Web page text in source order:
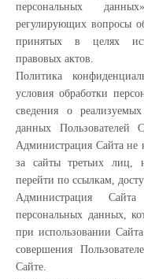
персональных
регулирующих вопросы
принятых в целях
правовых актов.
Политика
условия обработки
сведения о
данных Пользователей
Администрация Сайта не
за сайты третьих лиц,
перейти по ссылкам,
Администрация
персональных данных,
при использовании
совершения
Сайте.